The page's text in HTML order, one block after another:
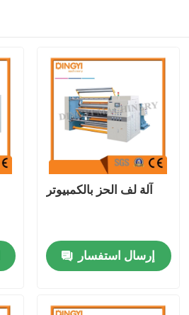
آلة لف الحز بالكمبيوتر
إرسال استفسار